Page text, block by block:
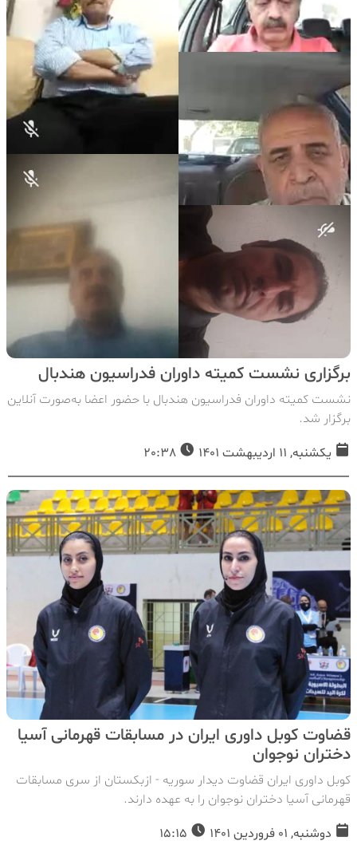
برگزاری نشست کمیته داوران فدراسیون هندبال
نشست کمیته داوران فدراسیون هندبال با حضور اعضا به‌صورت آنلاین
برگزار شد.
یکشنبه, 11 اردیبهشت 1401
قضاوت کوبل داوری ایران در مسابقات قهرمانی آسیا
دختران نوجوان
کوبل داوری ایران قضاوت دیدار سوریه - ازبکستان از سری مسابقات
قهرمانی آسیا دختران نوجوان را به عهده دارند.
دوشنبه, 01 فروردین 1401